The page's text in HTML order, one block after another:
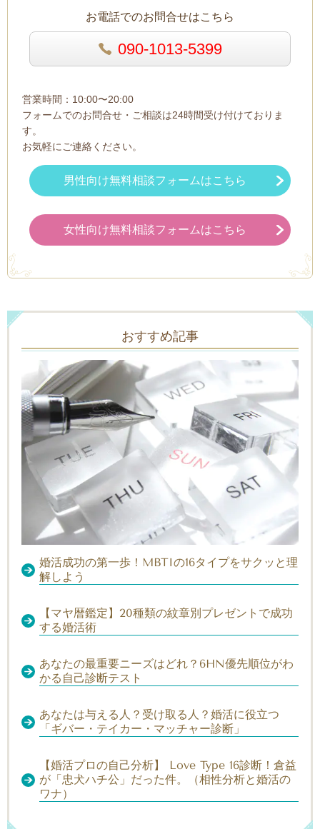
お電話でのお問合せはこちら
090-1013-5399
営業時間：10:00〜20:00
フォームでのお問合せ・ご相談は24時間受け付けておりま
す。
お気軽にご連絡ください。
男性向け無料相談フォームはこちら
女性向け無料相談フォームはこちら
おすすめ記事
婚活成功の第一歩！MBTIの16タイプをサクッと理
解しよう
【マヤ暦鑑定】20種類の紋章別プレゼントで成功
する婚活術
あなたの最重要ニーズはどれ？6HN優先順位がわ
かる自己診断テスト
あなたは与える人？受け取る人？婚活に役立つ
「ギバー・テイカー・マッチャー診断」
【婚活プロの自己分析】 Love Type 16診断！倉益
が「忠犬ハチ公」だった件。（相性分析と婚活の
ワナ）